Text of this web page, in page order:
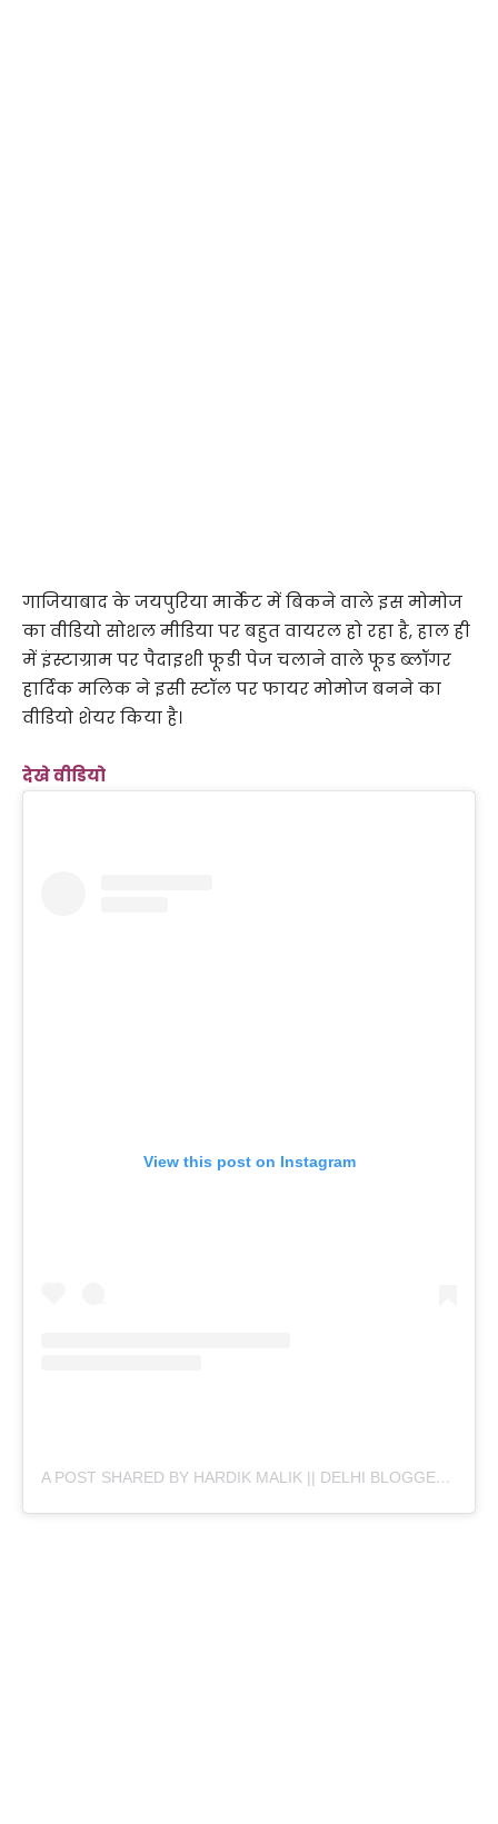
गाजियाबाद के जयपुरिया मार्केट में बिकने वाले इस मोमोज
का वीडियो सोशल मीडिया पर बहुत वायरल हो रहा है, हाल ही
में इंस्टाग्राम पर पैदाइशी फूडी पेज चलाने वाले फूड ब्लॉगर
हार्दिक मलिक ने इसी स्टॉल पर फायर मोमोज बनने का
वीडियो शेयर किया है।
देखे वीडियो
View this post on Instagram
A POST SHARED BY HARDIK MALIK || DELHI BLOGGER (@PAIDAISHI_FOODIE)